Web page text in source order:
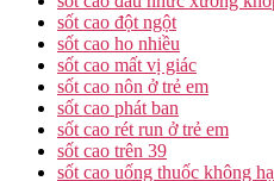
sốt cao đột ngột
sốt cao ho nhiều
sốt cao mất vị giác
sốt cao nôn ở trẻ em
sốt cao phát ban
sốt cao rét run ở trẻ em
sốt cao trên 39
sốt cao uống thuốc không hạ